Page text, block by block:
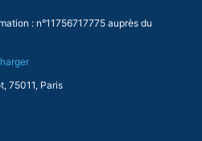
: n°11756717775 auprès du
75011, Paris